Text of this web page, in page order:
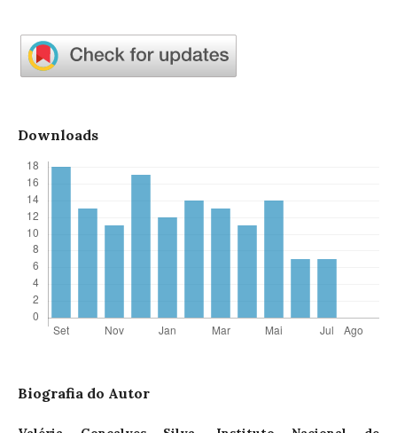
Downloads
Biografia do Autor